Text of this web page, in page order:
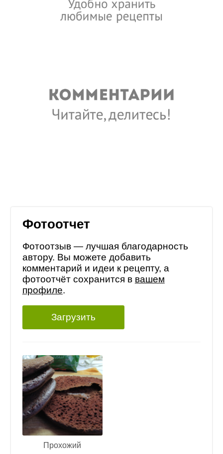
Фотоотчет
Фотоотзыв — лучшая благодарность
автору. Вы можете добавить
комментарий и идеи к рецепту, а
фотоотчёт сохранится в вашем
профиле.
Загрузить
Прохожий